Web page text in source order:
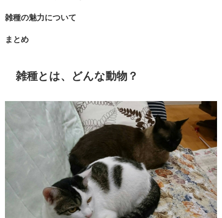
雑種の魅力について
まとめ
雑種とは、どんな動物？